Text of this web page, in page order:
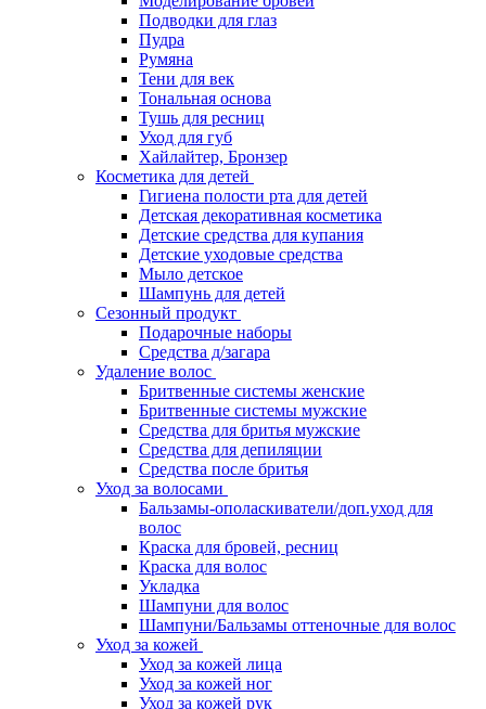
Подводки для глаз
Пудра
Румяна
Тени для век
Тональная основа
Тушь для ресниц
Уход для губ
Хайлайтер, Бронзер
Косметика для детей
Гигиена полости рта для детей
Детская декоративная косметика
Детские средства для купания
Детские уходовые средства
Мыло детское
Шампунь для детей
Сезонный продукт
Подарочные наборы
Средства д/загара
Удаление волос
Бритвенные системы женские
Бритвенные системы мужские
Средства для бритья мужские
Средства для депиляции
Средства после бритья
Уход за волосами
Бальзамы-ополаскиватели/доп.уход для
волос
Краска для бровей, ресниц
Краска для волос
Укладка
Шампуни для волос
Шампуни/Бальзамы оттеночные для волос
Уход за кожей
Уход за кожей лица
Уход за кожей ног
Уход за кожей рук